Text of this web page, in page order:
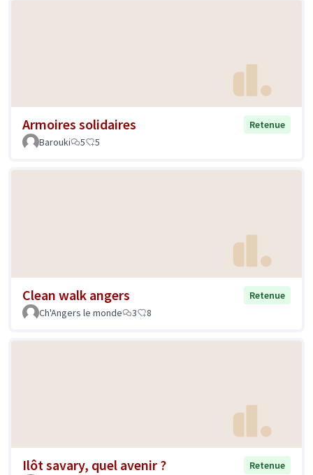
Armoires solidaires
Retenue
Barouki
5 5
Clean walk angers
Retenue
Ch'Angers le monde
3 8
Ilôt savary, quel avenir ?
Retenue